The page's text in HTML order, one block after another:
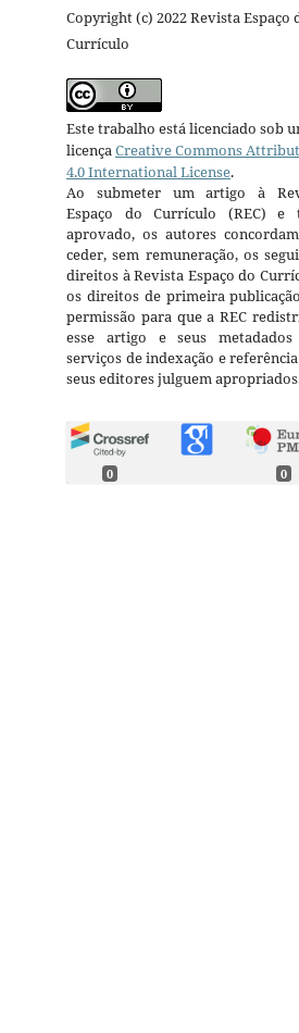
Copyright (c) 2022 Revista Espaço
Currículo
Este trabalho está licenciado sob
licençaCreative Commons
4.0 International License.
Ao submeter um artigo à
Espaço do Currículo (REC) e
aprovado, os autores
ceder, sem remuneração, os
direitos à Revista Espaço do
os direitos de primeira
permissão para que a REC
esse artigo e seus metadados
serviços de indexação e
seus editores julguem
0 0